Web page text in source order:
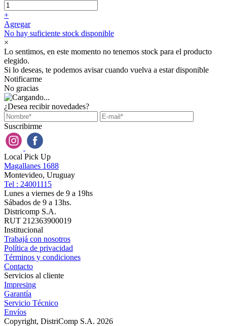
+
Agregar
No hay suficiente stock disponible
×
Lo sentimos, en este momento no tenemos stock para el producto
elegido.
Si lo deseas, te podemos avisar cuando vuelva a estar disponible
Notificarme
No gracias
¿Desea recibir novedades?
Suscribirme
Local Pick Up
Magallanes 1688
Montevideo, Uruguay
Tel : 24001115
Lunes a viernes de 9 a 19hs
Sábados de 9 a 13hs.
Districomp S.A.
RUT 212363900019
Institucional
Trabajá con nosotros
Política de privacidad
Términos y condiciones
Contacto
Servicios al cliente
Impresing
Garantía
Servicio Técnico
Envíos
Copyright, DistriComp S.A. 2026